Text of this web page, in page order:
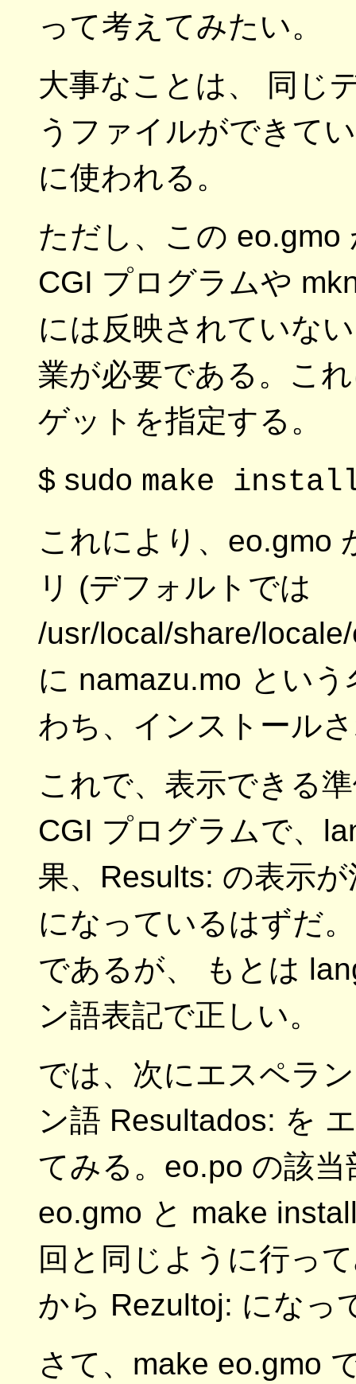
って考えてみたい。
大事なことは、 同じ
うファイルができて
に使われる。
ただし、この
CGI プログラムや
には反映されていな
業が必要である。こ
ゲットを指定する。
$ sudo make
これにより、eo.gmo
リ (デフォルトでは
/usr/local/share/
に namazu.mo とい
わち、インストール
これで、表示できる
CGI プログラムで、
果、Results: の表示
になっているはずだ
であるが、 もとは
ン語表記で正しい。
では、次にエスペラ
ン語 Resultados: を
てみる。eo.po の該
eo.gmo と make
回と同じように行っ
から Rezultoj: になっ
さて、make eo.gmo